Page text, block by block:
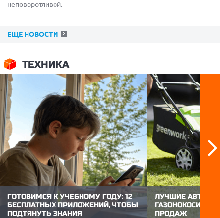
неповоротливой.
ЕЩЕ НОВОСТИ
ТЕХНИКА
ГОТОВИМСЯ К УЧЕБНОМУ ГОДУ: 12
БЕСПЛАТНЫХ ПРИЛОЖЕНИЙ, ЧТОБЫ
ПОДТЯНУТЬ ЗНАНИЯ
ЛУЧШИЕ
ГАЗОНОКОСИЛКИ
ПРОДАЖ